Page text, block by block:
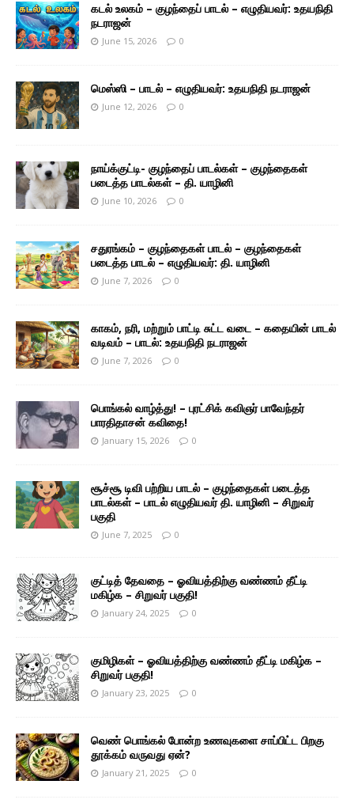
கடல் உலகம் – குழந்தைப் பாடல் – எழுதியவர்: உதயநிதி
நடராஜன்
June 15, 2026 0
மெஸ்ஸி – பாடல் – எழுதியவர்: உதயநிதி நடராஜன்
June 12, 2026 0
நாய்க்குட்டி- குழந்தைப் பாடல்கள் – குழந்தைகள்
படைத்த பாடல்கள் – தி. யாழினி
June 10, 2026 0
சதுரங்கம் – குழந்தைகள் பாடல் – குழந்தைகள்
படைத்த பாடல் – எழுதியவர்: தி. யாழினி
June 7, 2026 0
காகம், நரி, மற்றும் பாட்டி சுட்ட வடை – கதையின் பாடல்
வடிவம் – பாடல்: உதயநிதி நடராஜன்
June 7, 2026 0
பொங்கல் வாழ்த்து! – புரட்சிக் கவிஞர் பாவேந்தர்
பாரதிதாசன் கவிதை!
January 15, 2026 0
சூச்சூ டிவி பற்றிய பாடல் – குழந்தைகள் படைத்த
பாடல்கள் – பாடல் எழுதியவர் தி. யாழினி – சிறுவர்
பகுதி
June 7, 2025 0
குட்டித் தேவதை – ஓவியத்திற்கு வண்ணம் தீட்டி
மகிழ்க – சிறுவர் பகுதி!
January 24, 2025 0
குமிழிகள் – ஓவியத்திற்கு வண்ணம் தீட்டி மகிழ்க –
சிறுவர் பகுதி!
January 23, 2025 0
வெண் பொங்கல் போன்ற உணவுகளை சாப்பிட்ட பிறகு
தூக்கம் வருவது ஏன்?
January 21, 2025 0